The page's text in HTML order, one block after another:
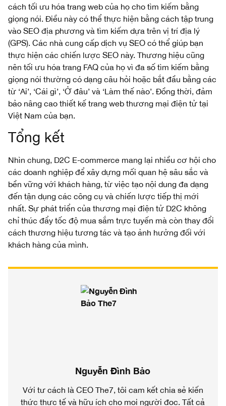
cách tối ưu hóa trang web của họ cho tìm kiếm bằng
giọng nói. Điều này có thể thực hiện bằng cách tập trung
vào SEO địa phương và tìm kiếm dựa trên vị trí địa lý
(GPS). Các nhà cung cấp dịch vụ SEO có thể giúp bạn
thực hiện các chiến lược SEO này. Thương hiệu cũng
nên tối ưu hóa trang FAQ của họ vì đa số tìm kiếm bằng
giọng nói thường có dạng câu hỏi hoặc bắt đầu bằng các
từ ‘Ai’, ‘Cái gì’, ‘Ở đâu’ và ‘Làm thế nào’. Đồng thời, đảm
bảo nâng cao thiết kế trang web thương mại điện tử tại
Việt Nam của bạn.
Tổng kết
Nhìn chung, D2C E-commerce mang lại nhiều cơ hội cho
các doanh nghiệp để xây dựng mối quan hệ sâu sắc và
bền vững với khách hàng, từ việc tạo nội dung đa dạng
đến tận dụng các công cụ và chiến lược tiếp thị mới
nhất. Sự phát triển của thương mại điện tử D2C không
chỉ thúc đẩy tốc độ mua sắm trực tuyến mà còn thay đổi
cách thương hiệu tương tác và tạo ảnh hưởng đối với
khách hàng của mình.
Nguyễn Đình Bảo
Với tư cách là CEO The7, tôi cam kết chia sẻ kiến
thức thực tế và hữu ích cho mọi người đọc. Tất cả